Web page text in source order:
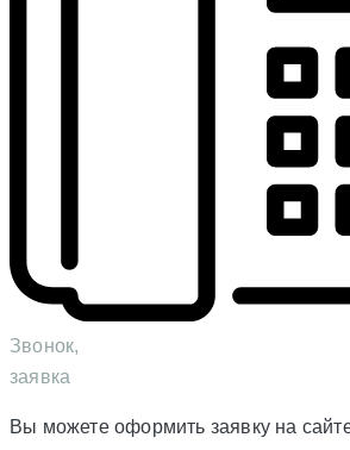
Звонок,
заявка
Вы можете оформить заявку на